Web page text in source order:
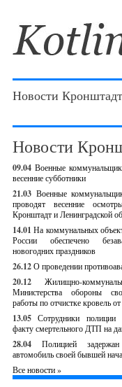
Новости
Новости
09.04 Военные
весенние субботники
21.03 Военные
проводят весенние
Кронштадт и Ленинградской
14.01 На коммунальных
России обеспечено
новогодних праздников
26.12О проведении
20.12
Жилищно-
Министерства обороны
работы по отчистке кровель
13.05 Сотрудники
факту смертельного ДТП на
28.04
Полицией
автомобиль своей бывшей
Все новости »